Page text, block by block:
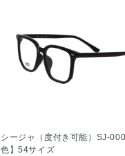
シージャ（度付き可能）SJ-
色】54サイズ